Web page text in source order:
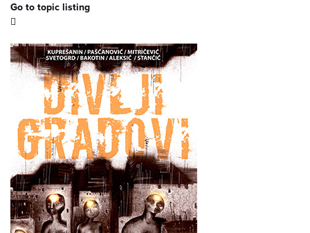
Go to topic listing